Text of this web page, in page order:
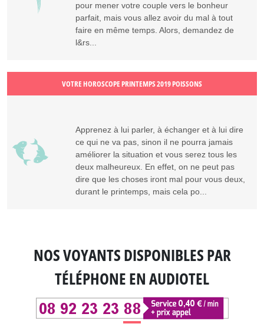
pour mener votre couple vers le bonheur
parfait, mais vous allez avoir du mal à tout
faire en même temps. Alors, demandez de
l&rs...
VOTRE HOROSCOPE PRINTEMPS 2019 POISSONS
Apprenez à lui parler, à échanger et à lui dire
ce qui ne va pas, sinon il ne pourra jamais
améliorer la situation et vous serez tous les
deux malheureux. En effet, on ne peut pas
dire que les choses iront mal pour vous deux,
durant le printemps, mais cela po...
NOS VOYANTS DISPONIBLESPAR
TÉLÉPHONE EN AUDIOTEL